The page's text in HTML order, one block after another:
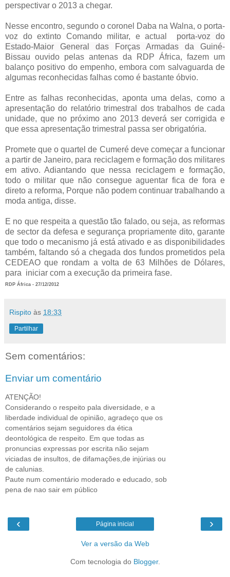
perspectivar o 2013 a chegar.
Nesse encontro, segundo o coronel Daba na Walna, o porta-
voz do extinto Comando militar, e actual porta-voz do
Estado-Maior General das Forças Armadas da Guiné-
Bissau ouvido pelas antenas da RDP África, fazem um
balanço positivo do empenho, embora com salvaguarda de
algumas reconhecidas falhas como é bastante óbvio.
Entre as falhas reconhecidas, aponta uma delas, como a
apresentação do relatório trimestral dos trabalhos de cada
unidade, que no próximo ano 2013 deverá ser corrigida e
que essa apresentação trimestral passa ser obrigatória.
Promete que o quartel de Cumeré deve começar a funcionar
a partir de Janeiro, para reciclagem e formação dos militares
em ativo. Adiantando que nessa reciclagem e formação,
todo o militar que não consegue aguentar fica de fora e
direto a reforma, Porque não podem continuar trabalhando a
moda antiga, disse.
E no que respeita a questão tão falado, ou seja, as reformas
de sector da defesa e segurança propriamente dito, garante
que todo o mecanismo já está ativado e as disponibilidades
também, faltando só a chegada dos fundos prometidos pela
CEDEAO que rondam a volta de 63 Milhões de Dólares,
para iniciar com a execução da primeira fase.
RDP África - 27/12/2012
Rispito às 18:33
Partilhar
Sem comentários:
Enviar um comentário
ATENÇÃO!
Considerando o respeito pala diversidade, e a
liberdade individual de opinião, agradeço que os
comentários sejam seguidores da ética
deontológica de respeito. Em que todas as
pronuncias expressas por escrita não sejam
viciadas de insultos, de difamações,de injúrias ou
de calunias.
Paute num comentário moderado e educado, sob
pena de nao sair em público
‹ ›
Página inicial
Ver a versão da Web
Com tecnologia do Blogger.